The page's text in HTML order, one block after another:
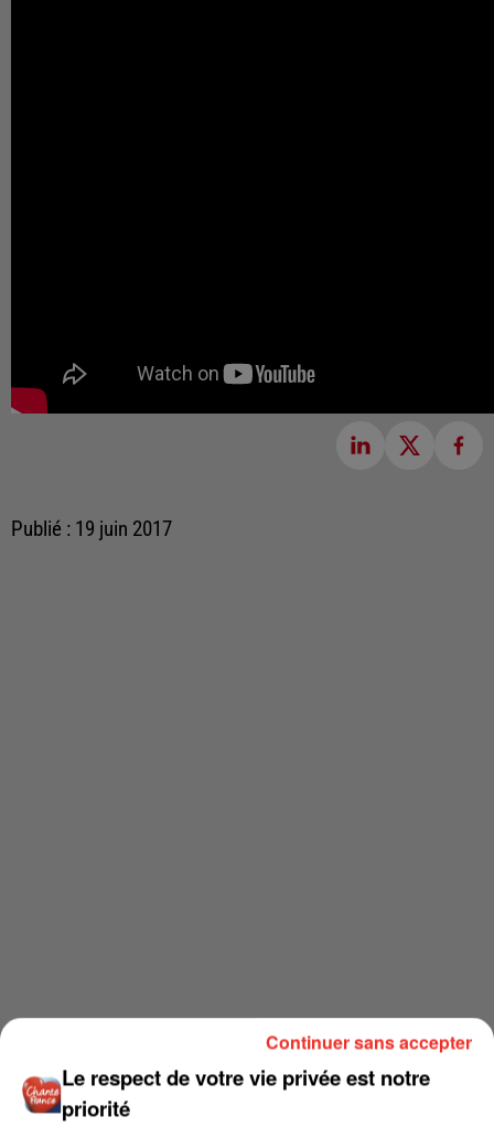
Publié : 19 juin 2017
Le respect de votre vie privée est notre
priorité
Continuer sans accepter